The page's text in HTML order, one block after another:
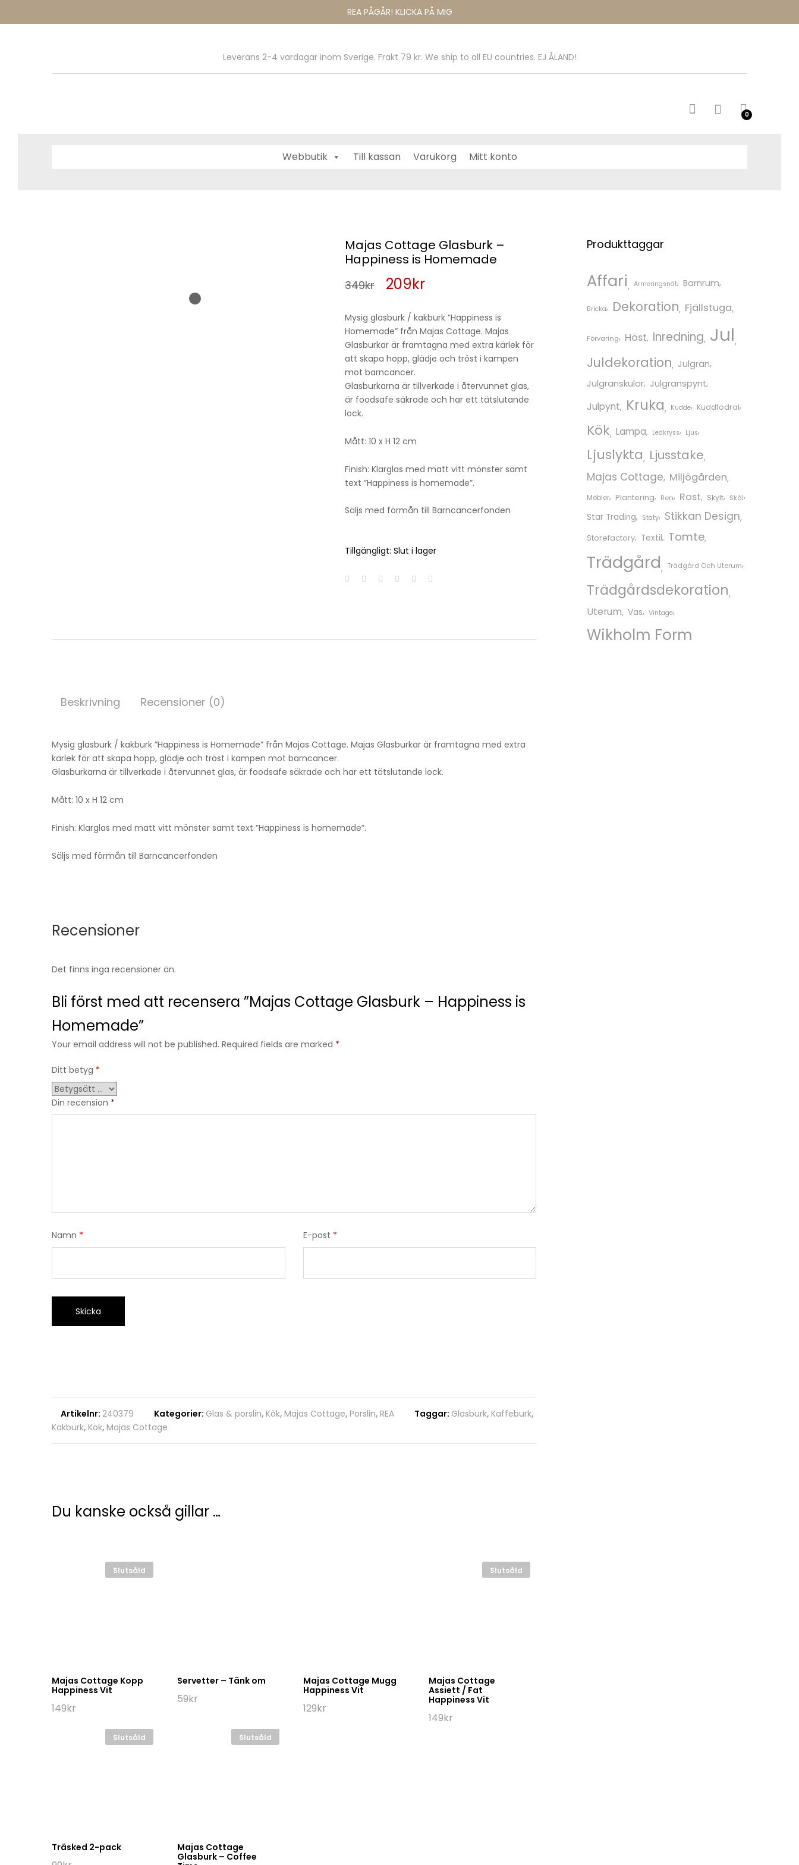
REA PÅGÅR! KLICKA PÅ MIG
Leverans 2-4 vardagar inom Sverige. Frakt 79 kr. We ship to all EU countries. EJ ÅLAND!
0
Webbutik Till kassan Varukorg Mitt konto
Majas Cottage Glasburk – Happiness is Homemade
Majas Cottage Glasburk –
Happiness is Homemade
349kr
Det
ursprungliga
priset
var:
349kr.
209kr
priset
är:
209kr.
Mysig glasburk / kakburk ”Happiness is
Homemade” från Majas Cottage. Majas
Glasburkar är framtagna med extra kärlek för
att skapa hopp, glädje och tröst i kampen
mot barncancer.
Glasburkarna är tillverkade i återvunnet glas,
är foodsafe säkrade och har ett tätslutande
lock.
Mått: 10 x H 12 cm
Finish: Klarglas med matt vitt mönster samt
text ”Happiness is homemade”.
Säljs med förmån till Barncancerfonden
Tillgängligt: Slut i lager
Beskrivning Recensioner (0)
Mysig glasburk / kakburk ”Happiness is Homemade” från Majas Cottage. Majas Glasburkar är framtagna med extra
kärlek för att skapa hopp, glädje och tröst i kampen mot barncancer.
Glasburkarna är tillverkade i återvunnet glas, är foodsafe säkrade och har ett tätslutande lock.
Mått: 10 x H 12 cm
Finish: Klarglas med matt vitt mönster samt text ”Happiness is homemade”.
Säljs med förmån till Barncancerfonden
Recensioner
Det finns inga recensioner än.
Bli först med att recensera ”Majas Cottage Glasburk – Happiness is
Homemade”
Your email address will not be published. Required fields are marked *
Ditt betyg *
Din recension *
Namn * E-post *
Artikelnr: 240379 Kategorier: Glas & porslin, Kök, Majas Cottage, Porslin, REA Taggar: Glasburk, Kaffeburk,
Kakburk, Kök, Majas Cottage
Du kanske också gillar …
Slutsåld
Majas Cottage Kopp
Happiness Vit
149kr
Servetter – Tänk om
59kr
Majas Cottage Mugg
Happiness Vit
129kr
Slutsåld
Majas Cottage
Assiett / Fat
Happiness Vit
149kr
Slutsåld
Träsked 2-pack
Slutsåld
Majas Cottage
Glasburk – Coffee
Produkttaggar
Affari Armeringsnät Barnrum
Bricka Dekoration Fjällstuga
Förvaring Höst Inredning Jul
Juldekoration Julgran
Julgranskulor Julgranspynt
Julpynt Kruka Kudde Kuddfodral
Kök Lampa Ledkryss Ljus
Ljuslykta Ljusstake
Majas Cottage Miljögården
Möbler Plantering Ren Rost Skylt Skål
Star Trading Staty Stikkan Design
Storefactory Textil Tomte
Trädgård Trädgård Och Uterum
Trädgårdsdekoration
Uterum Vas Vintage
Wikholm Form